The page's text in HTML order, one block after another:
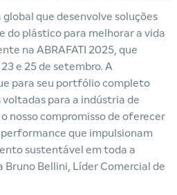
que desenvolve soluções
do plástico para melhorar a vida
na ABRAFATI 2025, que
e 25 de setembro. A
para seu portfólio completo
para a indústria de
nosso compromisso de oferecer
que impulsionam
sustentável em toda a
Bellini, Líder Comercial de